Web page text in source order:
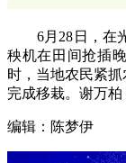
6月28日，在光
秧机在田间抢插
时，当地农民紧
完成移栽。谢万柏
编辑：陈梦伊